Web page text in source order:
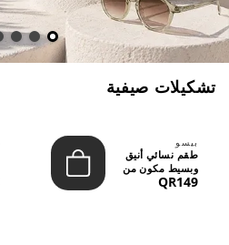
تشكيلات صيفية
بيسو
طقم نسائي أنيق
وبسيط مكون من
قطعتين - تصميم
QR149